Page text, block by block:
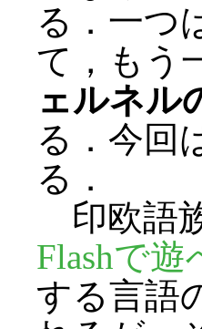
る．一つ
て，もう
ェルネル
る．今回
る．
印欧語
Flashで遊
する言語